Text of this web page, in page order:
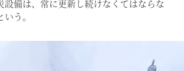
設備は、常に更新し続けなくてはならな
う。